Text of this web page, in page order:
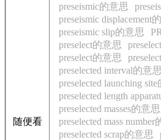
随便看
preseismic的意思
preseismic displacement
preseismic slip的意思
preselect的意思
preselect的意思
preselected interval的意思
preselected launching
preselected length
preselected masses的意思
preselected mass number
preselected scrap的意思